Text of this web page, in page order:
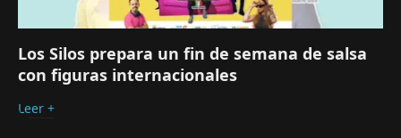
Los Silos prepara un fin de semana de salsa
con figuras internacionales
Leer +